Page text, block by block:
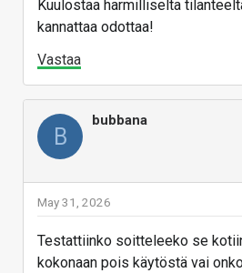
Kuulostaa harmilliselta
kannattaa odottaa!
Vastaa
B
bubbana
May 31, 2026
Testattiinko soitteleeko se
kokonaan pois käytöstä vai